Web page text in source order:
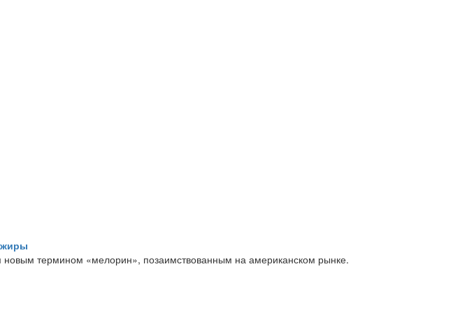
жиры
новым термином «мелорин», позаимствованным на американском рынке.